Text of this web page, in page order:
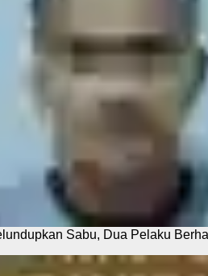
Sabu, Dua Pelaku